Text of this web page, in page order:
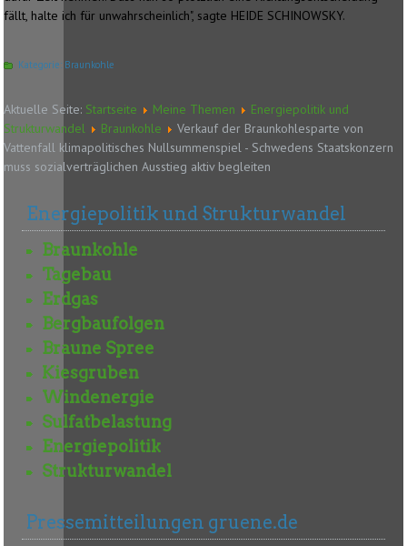
fällt, halte ich für unwahrscheinlich", sagte HEIDE SCHINOWSKY.
Kategorie: Braunkohle
Aktuelle Seite: Startseite Meine Themen
Energiepolitik und
Strukturwandel
Braunkohle
Verkauf der Braunkohlesparte von
Vattenfall klimapolitisches Nullsummenspiel - Schwedens Staatskonzern
muss sozialverträglichen Ausstieg aktiv begleiten
Energiepolitik und Strukturwandel
Braunkohle
Tagebau
Erdgas
Bergbaufolgen
Braune Spree
Kiesgruben
Windenergie
Sulfatbelastung
Energiepolitik
Strukturwandel
Pressemitteilungen gruene.de